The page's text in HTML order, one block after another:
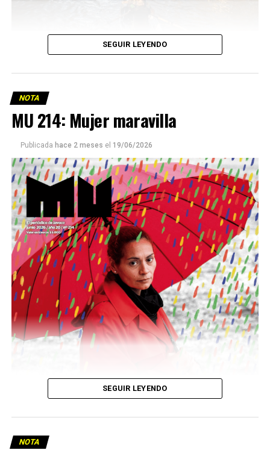
Este número 215 de MU ☝️viene con doble tapa, que
podría ser una frase:
Sin chamuyo, a remarla.
Descargar la Mu en PDF
SEGUIR LEYENDO
NOTA
MU 214: Mujer maravilla
Publicada hace 2 meses el 19/06/2026
SEGUIR LEYENDO
NOTA